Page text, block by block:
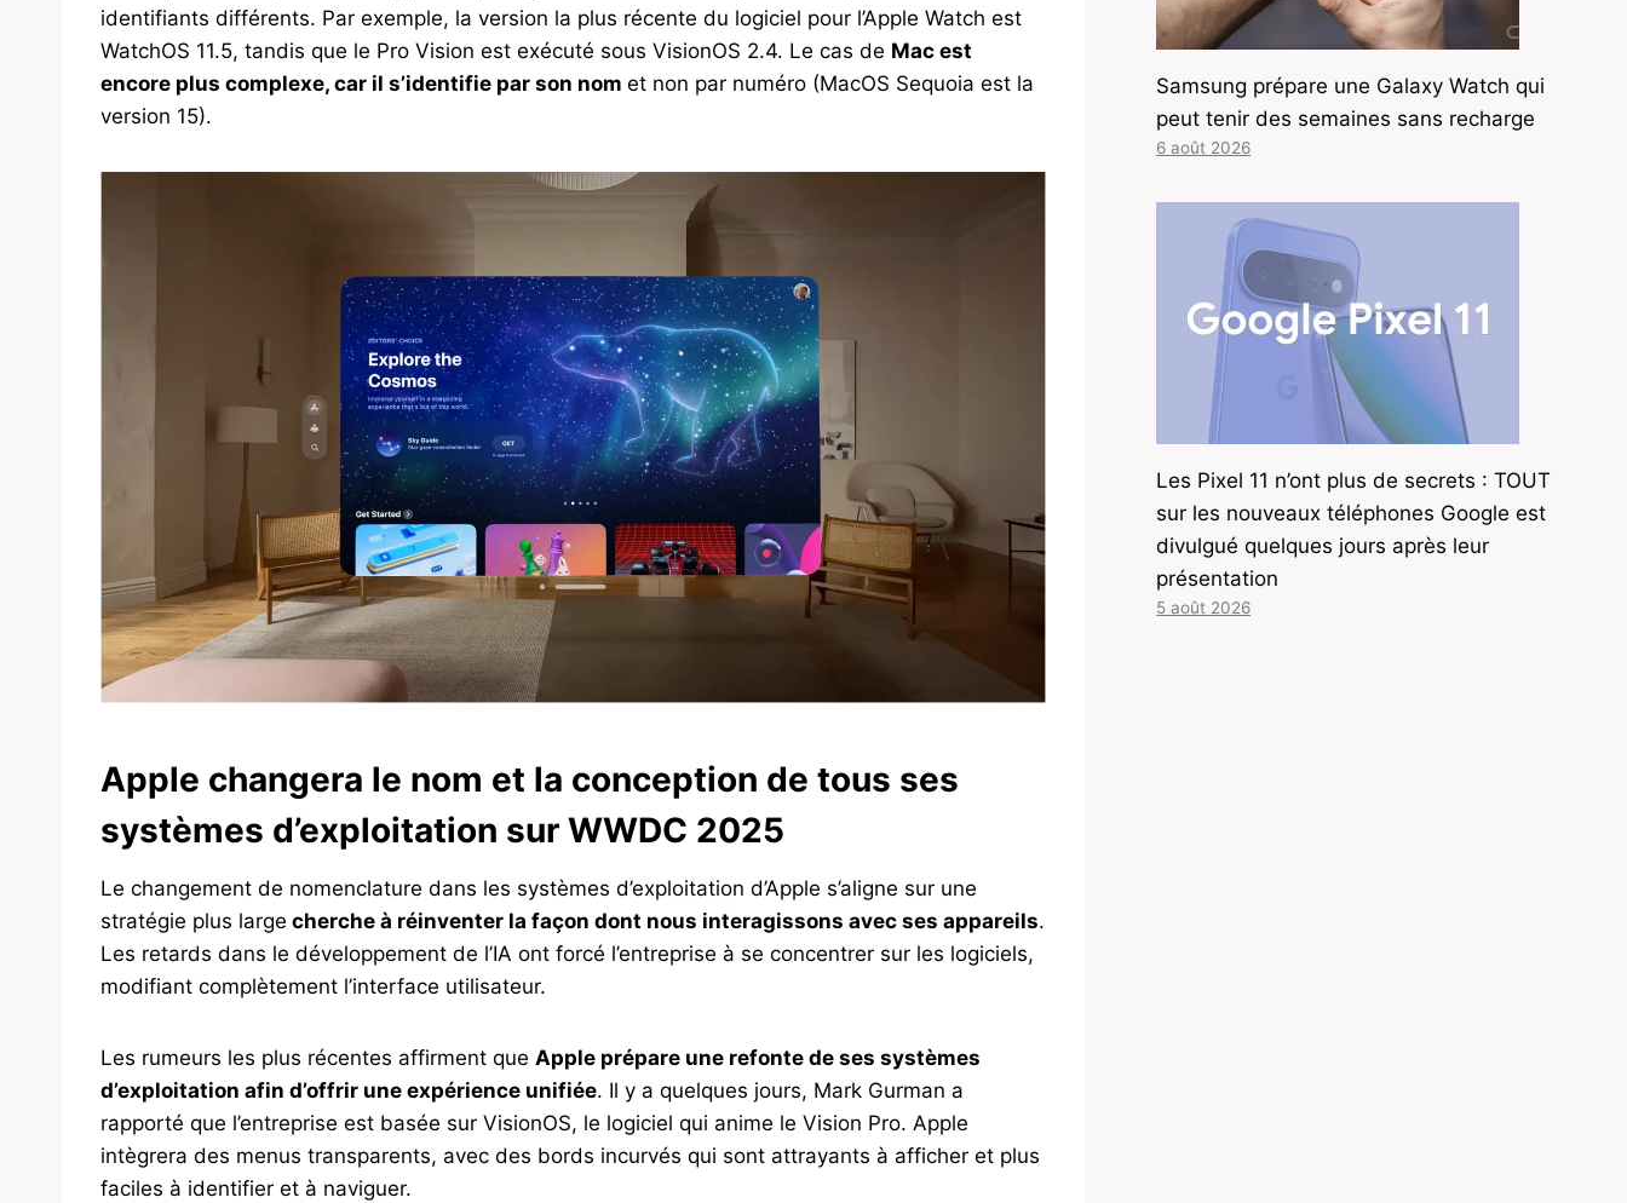
identifiants différents. Par exemple, la version la plus récente du logiciel pour l’Apple Watch est
WatchOS 11.5, tandis que le Pro Vision est exécuté sous VisionOS 2.4. Le cas de Mac est
encore plus complexe, car il s’identifie par son nom et non par numéro (MacOS Sequoia est la
version 15).
Apple changera le nom et la conception de tous ses
systèmes d’exploitation sur WWDC 2025
Le changement de nomenclature dans les systèmes d’exploitation d’Apple s’aligne sur une
stratégie plus large cherche à réinventer la façon dont nous interagissons avec ses appareils.
Les retards dans le développement de l’IA ont forcé l’entreprise à se concentrer sur les logiciels,
modifiant complètement l’interface utilisateur.
Les rumeurs les plus récentes affirment que Apple prépare une refonte de ses systèmes
d’exploitation afin d’offrir une expérience unifiée. Il y a quelques jours, Mark Gurman a
rapporté que l’entreprise est basée sur VisionOS, le logiciel qui anime le Vision Pro. Apple
intègrera des menus transparents, avec des bords incurvés qui sont attrayants à afficher et plus
faciles à identifier et à naviguer.
Samsung prépare une Galaxy Watch qui
peut tenir des semaines sans recharge
6 août 2026
Les Pixel 11 n’ont plus de secrets : TOUT
sur les nouveaux téléphones Google est
divulgué quelques jours après leur
présentation
5 août 2026